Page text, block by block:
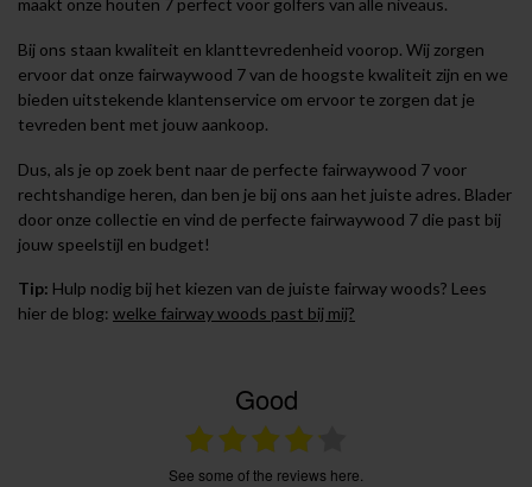
maakt onze houten 7 perfect voor golfers van alle niveaus.
Bij ons staan kwaliteit en klanttevredenheid voorop. Wij zorgen
ervoor dat onze fairwaywood 7 van de hoogste kwaliteit zijn en we
bieden uitstekende klantenservice om ervoor te zorgen dat je
tevreden bent met jouw aankoop.
Dus, als je op zoek bent naar de perfecte fairwaywood 7 voor
rechtshandige heren, dan ben je bij ons aan het juiste adres. Blader
door onze collectie en vind de perfecte fairwaywood 7 die past bij
jouw speelstijl en budget!
Tip: Hulp nodig bij het kiezen van de juiste fairway woods? Lees
hier de blog: welke fairway woods past bij mij?
Good
see some of the reviews here.